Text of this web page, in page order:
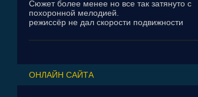
Сюжет более менее но все так затянуто с
похоронной мелодией.
режиссёр не дал скорости подвижности
ОНЛАЙН САЙТА